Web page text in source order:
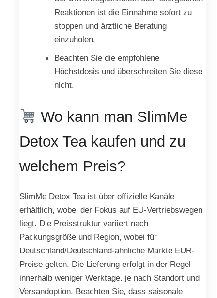
Reaktionen ist die Einnahme sofort zu
stoppen und ärztliche Beratung
einzuholen.
Beachten Sie die empfohlene
Höchstdosis und überschreiten Sie diese
nicht.
Wo kann man SlimMe
Detox Tea kaufen und zu
welchem Preis?
SlimMe Detox Tea ist über offizielle Kanäle
erhältlich, wobei der Fokus auf EU-Vertriebswegen
liegt. Die Preisstruktur variiert nach
Packungsgröße und Region, wobei für
Deutschland/Deutschland-ähnliche Märkte EUR-
Preise gelten. Die Lieferung erfolgt in der Regel
innerhalb weniger Werktage, je nach Standort und
Versandoption. Beachten Sie, dass saisonale